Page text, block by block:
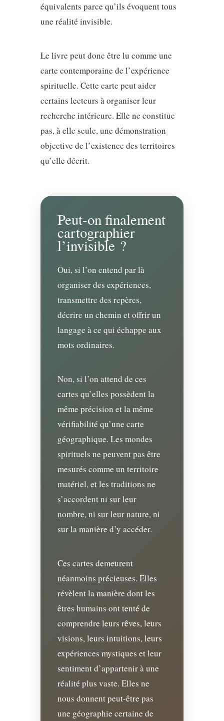
équivalents parce qu’ils évoquent tous
une réalité invisible.
Le livre peut donc être lu comme une
carte contemporaine de l’expérience
spirituelle. Cette carte peut aider
certains lecteurs à organiser leur
recherche intérieure. Elle ne constitue
pas, à elle seule, une démonstration
objective de l’existence des territoires
qu’elle décrit.
Peut-on finalement
cartographier
l’invisible ?
Oui, si l’on entend par là
organiser des expériences,
transmettre des repères,
décrire un chemin et offrir un
langage à ce qui échappe aux
mots ordinaires.
Non, si l’on attend de ces
cartes qu’elles possèdent la
même précision et la même
vérifiabilité qu’une carte
géographique. Les mondes
spirituels ne peuvent pas être
mesurés comme un territoire
matériel, et les traditions ne
s’accordent ni sur leur
nombre, ni sur leur nature, ni
sur la manière d’y accéder.
Ces cartes demeurent
néanmoins précieuses. Elles
révèlent la manière dont les
êtres humains ont tenté de
comprendre leurs rêves, leurs
visions, leurs intuitions, leurs
expériences mystiques et leur
sentiment d’appartenir à une
réalité plus vaste. Elles ne
nous donnent peut-être pas
une géographie certaine de